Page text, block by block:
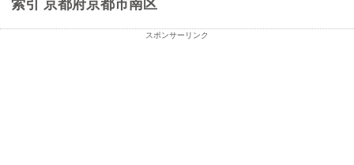
索引 京都府京都市南区
スポンサーリンク